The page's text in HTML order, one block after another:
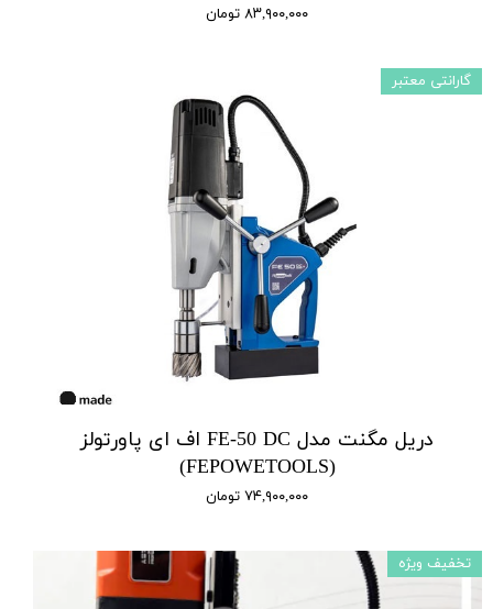
۸۳,۹۰۰,۰۰۰ تومان
دریل مگنت مدل FE-50 DC اف ای پاورتولز
(FEPOWETOOLS)
۷۴,۹۰۰,۰۰۰ تومان
گارانتی معتبر
تخفیف ویژه